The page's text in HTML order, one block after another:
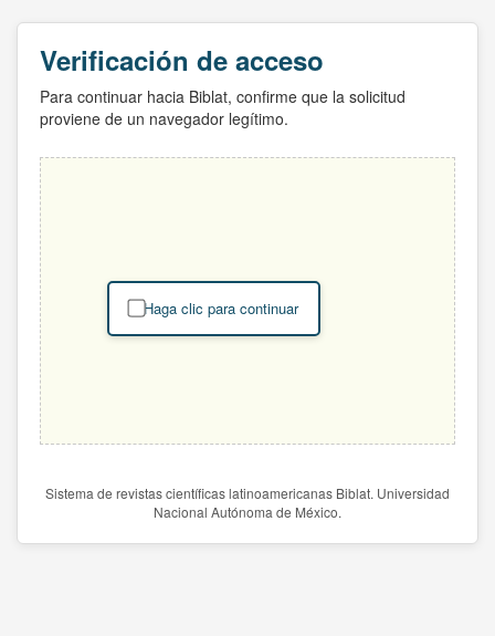
Verificación de acceso
Para continuar hacia Biblat, confirme que la solicitud
proviene de un navegador legítimo.
Haga clic para continuar
Sistema de revistas científicas latinoamericanas Biblat. Universidad
Nacional Autónoma de México.